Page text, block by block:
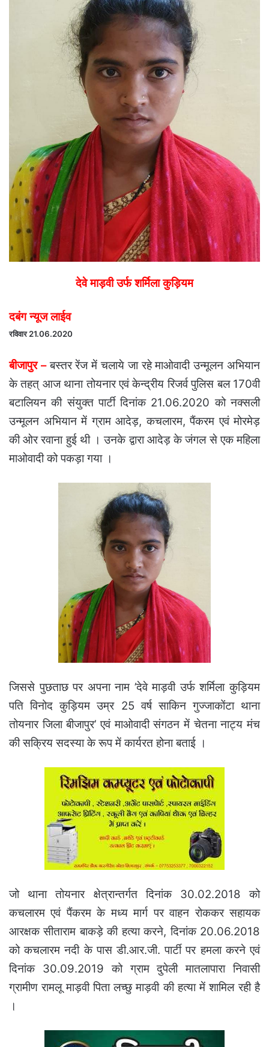
देवे माड़वी उर्फ शर्मिला कुड़ियम
दबंग न्यूज लाईव
रविवार 21.06.2020
बीजापुर –बस्तर रेंज में चलाये जा रहे माओवादी उन्मूलन अभियान
के तहत् आज थाना तोयनार एवं केन्द्रीय रिजर्व पुलिस बल 170वी
बटालियन की संयुक्त पार्टी दिनांक 21.06.2020 को नक्सली
उन्मूलन अभियान में ग्राम आदेड़, कचलारम, पैंकरम एवं मोरमेड़
की ओर रवाना हुई थी । उनके द्वारा आदेड़ के जंगल से एक महिला
माओवादी को पकड़ा गया ।
जिससे पुछताछ पर अपना नाम ’देवे माड़वी उर्फ शर्मिला कुड़ियम
पति विनोद कुड़ियम उम्र 25 वर्ष साकिन गुज्जाकोंटा थाना
तोयनार जिला बीजापुर’ एवं माओवादी संगठन में चेतना नाट्य मंच
की सक्रिय सदस्या के रूप में कार्यरत होना बताई ।
जो थाना तोयनार क्षेत्रान्तर्गत दिनांक 30.02.2018 को
कचलारम एवं पैंकरम के मध्य मार्ग पर वाहन रोककर सहायक
आरक्षक सीताराम बाकड़े की हत्या करने, दिनांक 20.06.2018
को कचलारम नदी के पास डी.आर.जी. पार्टी पर हमला करने एवं
दिनांक 30.09.2019 को ग्राम दुपेली मातलापारा निवासी
ग्रामीण रामलू माड़वी पिता लच्छु माड़वी की हत्या में शामिल रही है
।